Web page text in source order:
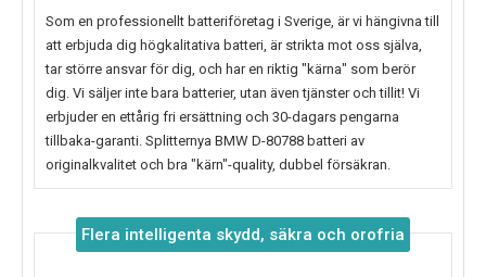
Som en professionellt batteriföretag i Sverige, är vi hängivna till
att erbjuda dig högkalitativa batteri, är strikta mot oss själva,
tar större ansvar för dig, och har en riktig "kärna" som berör
dig. Vi säljer inte bara batterier, utan även tjänster och tillit! Vi
erbjuder en ettårig fri ersättning och 30-dagars pengarna
tillbaka-garanti. Splitternya BMW D-80788 batteri av
originalkvalitet och bra "kärn"-quality, dubbel försäkran.
Flera intelligenta skydd, säkra och orofria